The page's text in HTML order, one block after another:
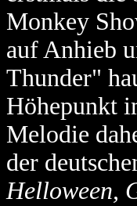
Monkey
auf Anhieb
Thunder"
Höhepunkt
Melodie
der
Helloween,